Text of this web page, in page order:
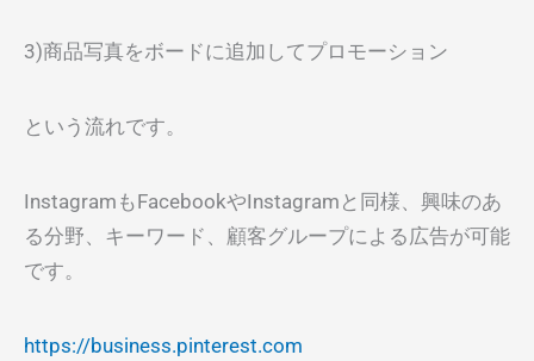
3)商品写真をボードに追加してプロモーション
という流れです。
InstagramもFacebookやInstagramと同様、興味のあ
る分野、キーワード、顧客グループによる広告が可能
です。
https://business.pinterest.com